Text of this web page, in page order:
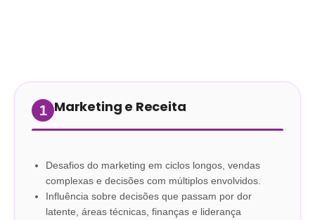
1 Marketing e Receita
Desafios do marketing em ciclos longos, vendas
complexas e decisões com múltiplos envolvidos.
Influência sobre decisões que passam por dor
latente, áreas técnicas, finanças e liderança